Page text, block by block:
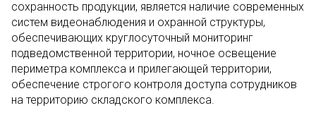
сохранность продукции, является наличие современных
систем видеонаблюдения и охранной структуры,
обеспечивающих круглосуточный мониторинг
подведомственной территории, ночное освещение
периметра комплекса и прилегающей территории,
обеспечение строгого контроля доступа сотрудников
на территорию складского комплекса.